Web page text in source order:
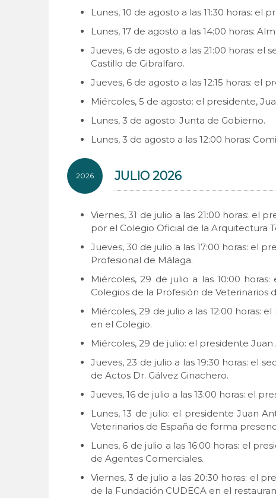
Lunes, 10 de agosto a las 11:30 horas:
Lunes, 17 de agosto a las 14:00 horas:
Jueves, 6 de agosto a las 21:00 horas:
Castillo de Gibralfaro.
Jueves, 6 de agosto a las 12:15 horas:
Miércoles, 5 de agosto: el presidente,
Lunes, 3 de agosto: Junta de Gobierno.
Lunes, 3 de agosto a las 12:00 horas:
2026 JULIO 2026
Viernes, 31 de julio a las 21:00 horas: el
por el Colegio Oficial de la Arquitectura
Jueves, 30 de julio a las 17:00 horas: el
Profesional de Málaga.
Miércoles, 29 de julio a las 10:00
Colegios de la Profesión de Veterinarios
Miércoles, 29 de julio a las 12:00 horas:
en el Colegio.
Miércoles, 29 de julio: el presidente
Jueves, 23 de julio a las 19:30 horas: el
de Actos Dr. Gálvez Ginachero.
Jueves, 16 de julio a las 13:00 horas: el
Lunes, 13 de julio: el presidente Juan
Veterinarios de España de forma
Lunes, 6 de julio a las 16:00 horas: el
de Agentes Comerciales.
Viernes, 3 de julio a las 20:30 horas: el
de la Fundación CUDECA en el